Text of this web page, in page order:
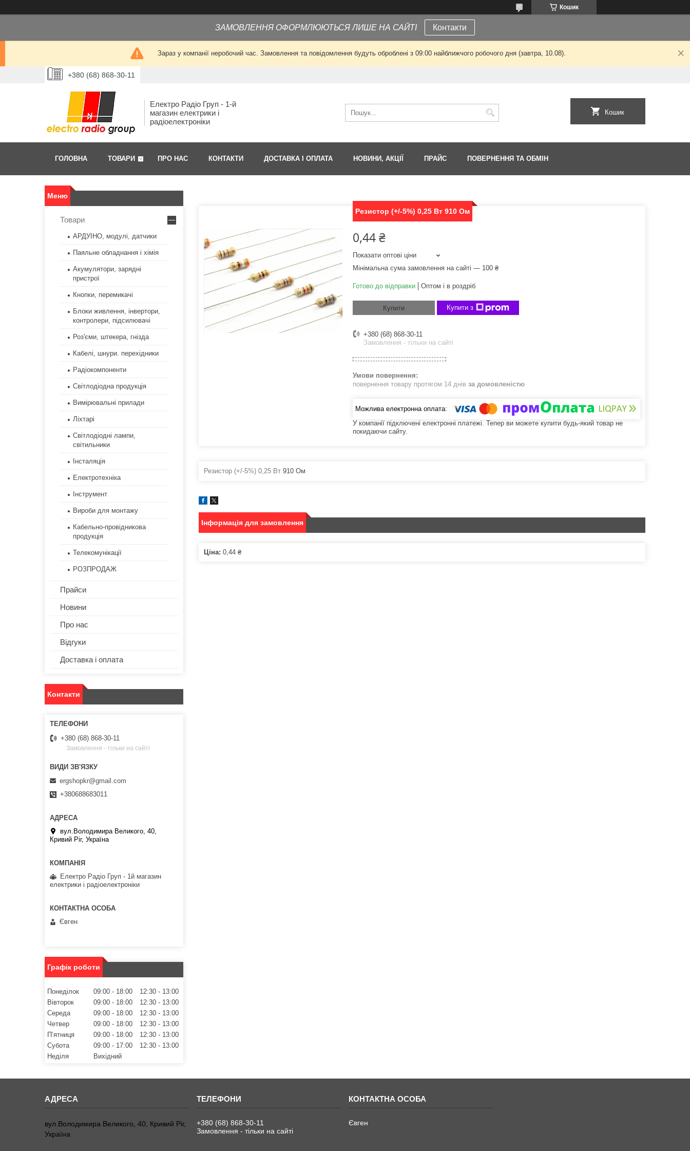
Кошик
ЗАМОВЛЕННЯ ОФОРМЛЮЮТЬСЯ ЛИШЕ НА САЙТІ Контакти
Зараз у компанії неробочий час. Замовлення та повідомлення будуть оброблені з 09:00 найближчого робочого дня (завтра, 10.08).
+380 (68) 868-30-11
Електро Радіо Груп - 1-й
магазин електрики і
радіоелектроніки
Кошик
ГОЛОВНА ТОВАРИ ПРО НАС КОНТАКТИ ДОСТАВКА І ОПЛАТА НОВИНИ, АКЦІЇ ПРАЙС ПОВЕРНЕННЯ ТА ОБМІН
Резистор (+/-5%) 0,25 Вт 910 Ом
0,44 ₴
Показати оптові ціни
Мінімальна сума замовлення на сайті — 100 ₴
Готово до відправки Оптом і в роздріб
Купити Купити з
+380 (68) 868-30-11
Замовлення - тільки на сайті
повернення товару протягом 14 днів за домовленістю
У компанії підключені електронні платежі. Тепер ви можете купити будь-який товар не
покидаючи сайту.
Резистор (+/-5%) 0,25 Вт 910 Ом
Інформація для замовлення
Ціна: 0,44 ₴
Товари
АРДУІНО, модулі, датчики
Паяльне обладнання і хімія
Акумулятори, зарядні
пристрої
Кнопки, перемикачі
Блоки живлення, інвертори,
контролери, підсилювачі
Роз'єми, штекера, гнізда
Кабелі, шнури. перехідники
Радіокомпоненти
Світлодіодна продукція
Вимірювальні прилади
Ліхтарі
Світлодіодні лампи,
світильники
Інсталяція
Електротехніка
Інструмент
Вироби для монтажу
Кабельно-провідникова
продукція
Телекомунікації
РОЗПРОДАЖ
Прайси
Новини
Про нас
Відгуки
Доставка і оплата
Контакти
+380 (68) 868-30-11
Замовлення - тільки на сайті
ergshopkr@gmail.com
+380688683011
вул.Володимира Великого, 40,
Кривий Ріг, Україна
Електро Радіо Груп - 1й магазин
електрики і радіоелектроніки
Євген
Графік роботи
Понеділок 09:00 18:00 12:30
13:00
Вівторок
09:00 18:00 12:30
13:00
Середа
09:00 18:00 12:30
13:00
Четвер
09:00 18:00 12:30
13:00
Пʼятниця
09:00 18:00 12:30
13:00
Субота
09:00 17:00 12:30
13:00
Неділя
Вихідний
вул.Володимира Великого, 40, Кривий Ріг,
Україна
+380 (68) 868-30-11
Замовлення - тільки на сайті
Євген